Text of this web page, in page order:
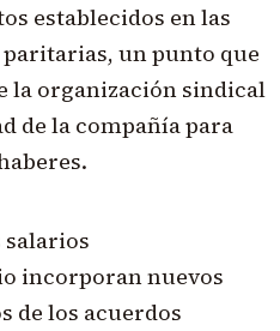
establecidos en las
un punto que
la organización sindical
de la compañía para
salarios
incorporan nuevos
de los acuerdos